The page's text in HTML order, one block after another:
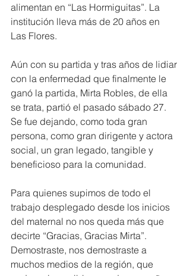
alimentan en “Las Hormiguitas”. La
institución lleva más de 20 años en
Las Flores.
Aún con su partida y tras años de lidiar
con la enfermedad que finalmente le
ganó la partida, Mirta Robles, de ella
se trata, partió el pasado sábado 27.
Se fue dejando, como toda gran
persona, como gran dirigente y actora
social, un gran legado, tangible y
beneficioso para la comunidad.
Para quienes supimos de todo el
trabajo desplegado desde los inicios
del maternal no nos queda más que
decirte “Gracias, Gracias Mirta”.
Demostraste, nos demostraste a
muchos medios de la región, que